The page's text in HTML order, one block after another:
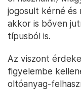
jogosult kérné és
akkor is bőven
típusból is.
Az viszont
figyelembe
oltóanyag-